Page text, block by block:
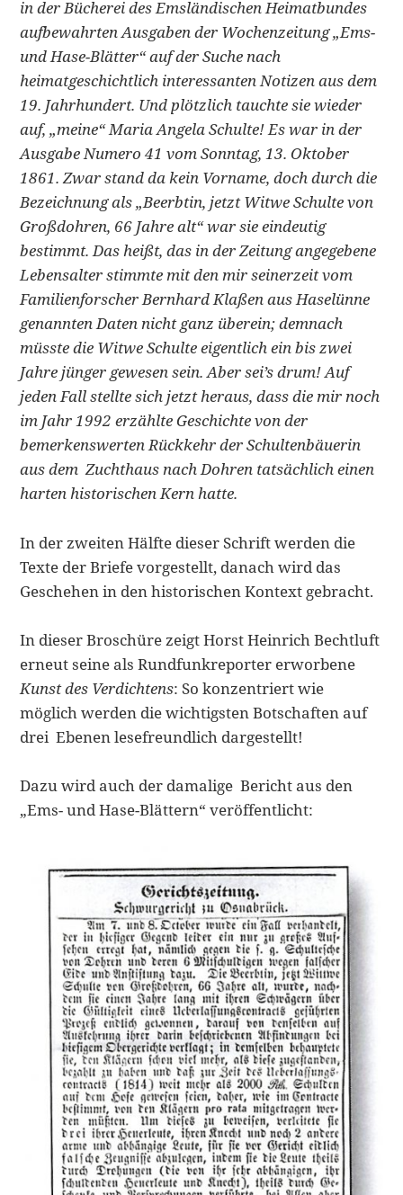
in der Bücherei des Emsländischen Heimatbundes
aufbewahrten Ausgaben der Wochenzeitung „Ems-
und Hase-Blätter“ auf der Suche nach
heimatgeschichtlich interessanten Notizen aus dem
19. Jahrhundert. Und plötzlich tauchte sie wieder
auf, „meine“ Maria Angela Schulte! Es war in der
Ausgabe Numero 41 vom Sonntag, 13. Oktober
1861. Zwar stand da kein Vorname, doch durch die
Bezeichnung als „Beerbtin, jetzt Witwe Schulte von
Großdohren, 66 Jahre alt“ war sie eindeutig
bestimmt. Das heißt, das in der Zeitung angegebene
Lebensalter stimmte mit den mir seinerzeit vom
Familienforscher Bernhard Klaßen aus Haselünne
genannten Daten nicht ganz überein; demnach
müsste die Witwe Schulte eigentlich ein bis zwei
Jahre jünger gewesen sein. Aber sei’s drum! Auf
jeden Fall stellte sich jetzt heraus, dass die mir noch
im Jahr 1992 erzählte Geschichte von der
bemerkenswerten Rückkehr der Schultenbäuerin
aus dem Zuchthaus nach Dohren tatsächlich einen
harten historischen Kern hatte.
In der zweiten Hälfte dieser Schrift werden die
Texte der Briefe vorgestellt, danach wird das
Geschehen in den historischen Kontext gebracht.
In dieser Broschüre zeigt Horst Heinrich Bechtluft
erneut seine als Rundfunkreporter erworbene
Kunst des Verdichtens: So konzentriert wie
möglich werden die wichtigsten Botschaften auf
drei Ebenen lesefreundlich dargestellt!
Dazu wird auch der damalige Bericht aus den
„Ems- und Hase-Blättern“ veröffentlicht: